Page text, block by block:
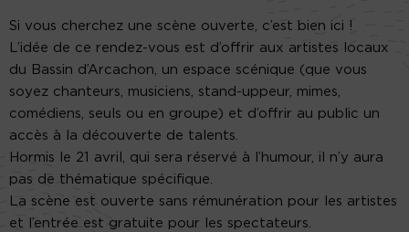
Si vous cherchez une scène ouverte, c’est bien ici !
L’idée de ce rendez-vous est d’offrir aux artistes locaux
du Bassin d’Arcachon, un espace scénique (que vous
soyez chanteurs, musiciens, stand-uppeur, mimes,
comédiens, seuls ou en groupe) et d’offrir au public un
accès à la découverte de talents.
Hormis le 21 avril, qui sera réservé à l’humour, il n’y aura
pas de thématique spécifique.
La scène est ouverte sans rémunération pour les artistes
et l’entrée est gratuite pour les spectateurs.